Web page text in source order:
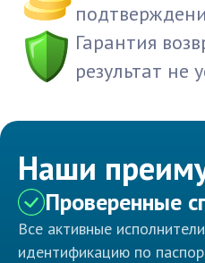
Гарантия
результат не
Наши
Проверенные
Все активные
идентификацию по